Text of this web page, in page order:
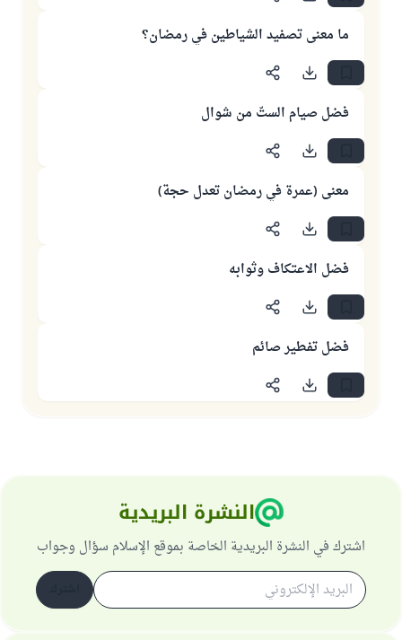
ما معنى تصفيد الشياطين في رمضان؟
فضل صيام الستّ من شوال
معنى (عمرة في رمضان تعدل حجة)
فضل الاعتكاف وثوابه
فضل تفطير صائم
النشرة البريدية
اشترك في النشرة البريدية الخاصة بموقع الإسلام سؤال وجواب